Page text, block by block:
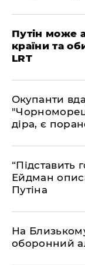
​Путін може
країни та
LRT
​Окупанти
діра, є
​“Підставить
Ейдман
Путіна
На
оборонний